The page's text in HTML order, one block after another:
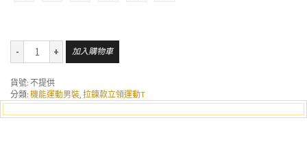
加入購物車
貨號: 不提供
分類: 機能運動男裝, 拉鍊款立領運動T